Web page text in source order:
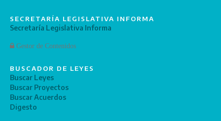
SECRETARÍA LEGISLATIVA INFORMA
Secretaría Legislativa Informa
Gestor de Contenidos
BUSCADOR DE LEYES
Buscar Leyes
Buscar Proyectos
Buscar Acuerdos
Digesto